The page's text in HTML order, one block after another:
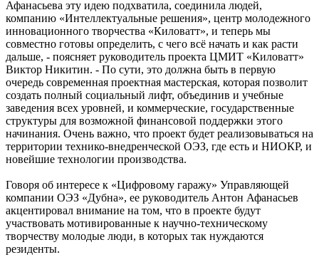
Афанасьева эту идею подхватила, соединила людей,
компанию «Интеллектуальные решения», центр молодежного
инновационного творчества «Киловатт», и теперь мы
совместно готовы определить, с чего всё начать и как расти
дальше, - поясняет руководитель проекта ЦМИТ «Киловатт»
Виктор Никитин. - По сути, это должна быть в первую
очередь современная проектная мастерская, которая позволит
создать полный социальный лифт, объединив и учебные
заведения всех уровней, и коммерческие, государственные
структуры для возможной финансовой поддержки этого
начинания. Очень важно, что проект будет реализовываться на
территории технико-внедренческой ОЭЗ, где есть и НИОКР, и
новейшие технологии производства.
Говоря об интересе к «Цифровому гаражу» Управляющей
компании ОЭЗ «Дубна», ее руководитель Антон Афанасьев
акцентировал внимание на том, что в проекте будут
участвовать мотивированные к научно-техническому
творчеству молодые люди, в которых так нуждаются
резиденты.